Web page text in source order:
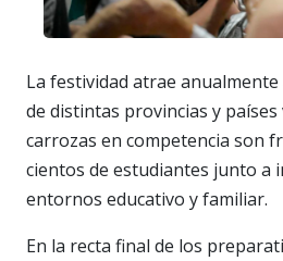
La festividad atrae
de distintas provincias y países
carrozas en competencia son
cientos de estudiantes junto a
entornos educativo y familiar.
En la recta final de los